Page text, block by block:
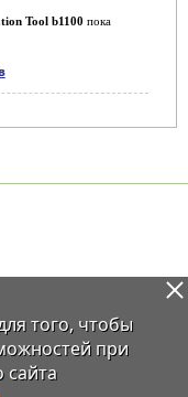
Tool b1100 пока
того, чтобы
при
сайта